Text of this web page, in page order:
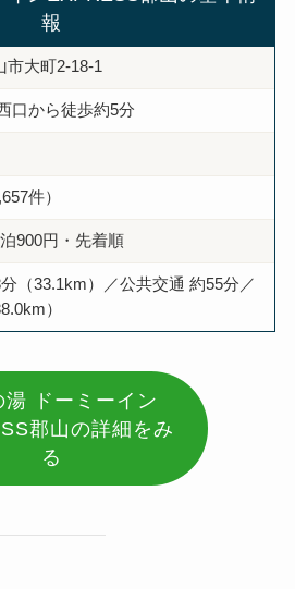
報
市大町2-18-1
口から徒歩約5分
件）
900円・先着順
分（33.1km）／公共交通 約55分／
）
湯 ドーミーイン
郡山の詳細をみ
る